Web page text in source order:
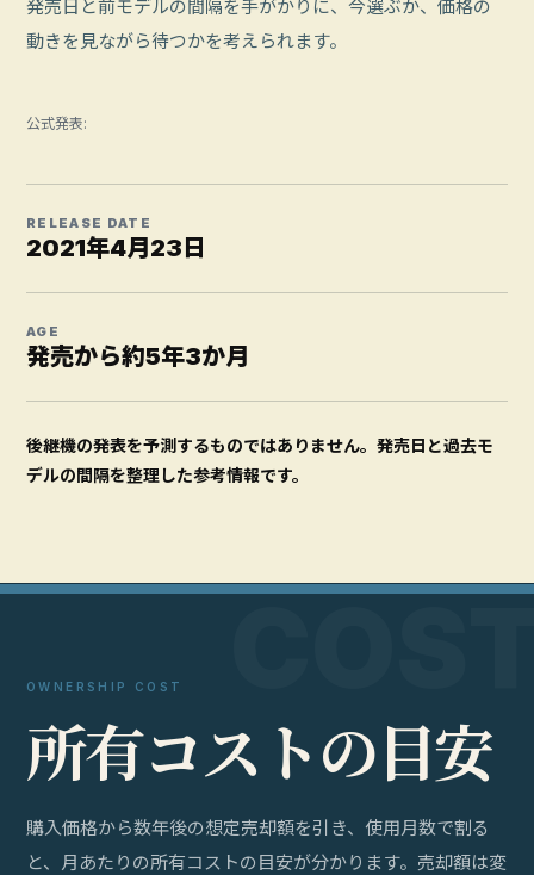
発売日と前モデルの間隔を手がかりに、今選ぶか、価格の
動きを見ながら待つかを考えられます。
公式発表:
RELEASE DATE
2021年4月23日
AGE
発売から約5年3か月
後継機の発表を予測するものではありません。発売日と過去モ
デルの間隔を整理した参考情報です。
OWNERSHIP COST
所有コス トの目安
購入価格から数年後の想定売却額を引き、使用月数で割る
と、月あたりの所有コストの目安が分かります。売却額は変